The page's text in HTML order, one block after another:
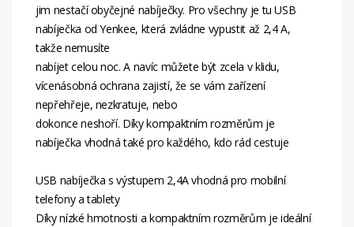
jim nestačí obyčejné nabíječky. Pro všechny je tu USB
nabíječka od Yenkee, která zvládne vypustit až 2,4 A,
takže nemusíte
nabíjet celou noc. A navíc můžete být zcela v klidu,
vícenásobná ochrana zajistí, že se vám zařízení
nepřehřeje, nezkratuje, nebo
dokonce neshoří. Díky kompaktním rozměrům je
nabíječka vhodná také pro každého, kdo rád cestuje
USB nabíječka s výstupem 2,4A vhodná pro mobilní
telefony a tablety
Díky nízké hmotnosti a kompaktním rozměrům je ideální